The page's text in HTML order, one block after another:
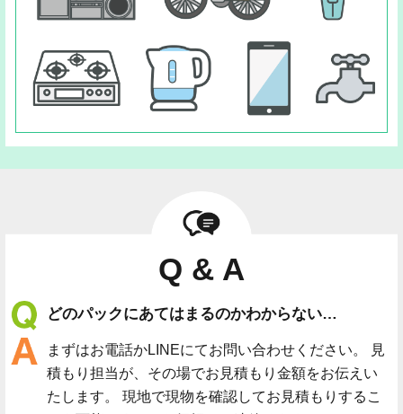
Q & A
どのパックにあてはまるのかわからない…
まずはお電話かLINEにてお問い合わせください。 見
積もり担当が、その場でお見積もり金額をお伝えい
たします。 現地で現物を確認してお見積もりするこ